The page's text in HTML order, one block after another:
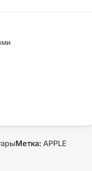
Метка: APPLE